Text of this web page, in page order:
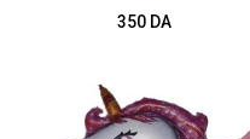
350 DA